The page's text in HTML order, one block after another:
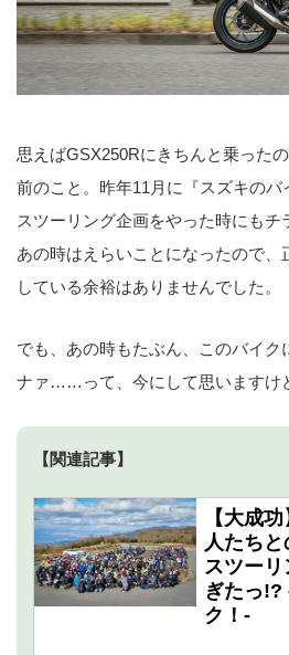
思えばGSX250Rにきちんと乗った
前のこと。昨年11月に『スズキの
スツーリング企画をやった時にもチ
あの時はえらいことになったので、
している余裕はありませんでした。
でも、あの時もたぶん、このバイク
ナァ……って、今にして思いますけ
【関連記事】
【大成
人たち
スツー
ぎたっ!?
ク！-